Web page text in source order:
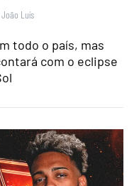
João Luís
todo o país, mas
com o eclipse